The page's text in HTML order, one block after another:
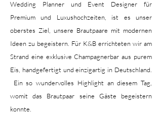
Wedding Planner und Event Designer für
Premium und Luxushochzeiten, ist es unser
oberstes Ziel, unsere Brautpaare mit modernen
Ideen zu begeistern. Für K&B errichteten wir am
Strand eine exklusive Champagnerbar aus purem
Eis, handgefertigt und einzigartig in Deutschland.
Ein so wundervolles Highlight an diesem Tag,
womit das Brautpaar seine Gäste begeistern
konnte.